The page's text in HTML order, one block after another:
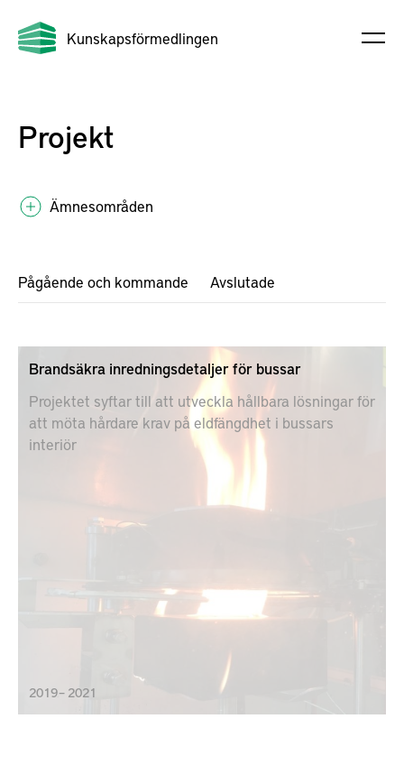
Kunskapsförmedlingen
Projekt
Ämnesområden
Pågående och kommande Avslutade
Brandsäkra inredningsdetaljer för bussar
Projektet syftar till att utveckla hållbara lösningar för
att möta hårdare krav på eldfängdhet i bussars
interiör
2019 – 2021